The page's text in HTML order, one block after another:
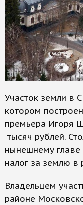
Участок земли в
котором
премьера Игоря
тысяч рублей.
нынешнему главе
налог за землю в
Владельцем
районе